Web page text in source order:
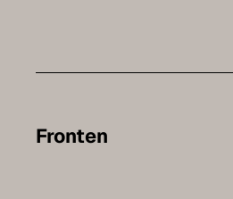
Fronten